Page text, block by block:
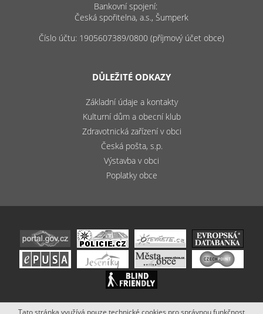
Bankovní spojení:
Česká spořitelna, a.s., Šumperk
Číslo účtu: 1905607389/0800 (příjmový účet obce)
DŮLEŽITÉ ODKAZY
Základní údaje a kontakty
Kulturní dům a obecní klub
Zdravotnická zařízení v obci
Česká pošta, s.p.
Výstavba v obci
Poplatky obce
Tato stránka využívá pouze technické cookies pro správnou funkčnost